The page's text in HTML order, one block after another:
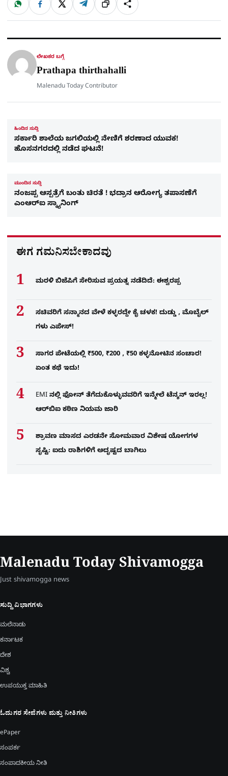
ಹಂಚಿಕೊಳ್ಳಿ
W
a
t
p
F
c
e
o
X T
l
e
a
ಲಿಂ
ಕ್
S
h
a
ಲೇಖಕರ ಬಗ್ಗೆ
Prathapa thirthahalli
Malenadu Today Contributor
ಹಿಂದಿನ ಸುದ್ದಿ
ಸರ್ಕಾರಿ ಶಾಲೆಯ ಜಗಲಿಯಲ್ಲಿ ನೇಣಿಗೆ ಶರಣಾದ ಯುವಕ!
ಹೊಸನಗರದಲ್ಲಿ ನಡೆದ ಘಟನೆ!
ಮುಂದಿನ ಸುದ್ದಿ
ನಂಜಪ್ಪ ಆಸ್ಪತ್ರೆಗೆ ಬಂತು ಚಿರತೆ ! ಭದ್ರಾನ ಆರೋಗ್ಯ ತಪಾಸಣೆಗೆ
ಎಂಆರ್‌ಐ ಸ್ಕ್ಯಾನಿಂಗ್
ಈಗ ಗಮನಿಸಬೇಕಾದವು
ಮರಳಿ ಬಿಜೆಪಿಗೆ ಸೇರಿಸುವ ಪ್ರಯತ್ನ ನಡೆದಿದೆ: ಈಶ್ವರಪ್ಪ
ಸಚಿವರಿಗೆ ಸನ್ಮಾನದ ವೇಳೆ ಕಳ್ಳರದ್ದೇ ಕೈ ಚಳಕ! ದುಡ್ಡು , ಮೊಬೈಲ್​
ಗಳು ಎಪೇಸ್!
ಸಾಗರ ಪೇಟೆಯಲ್ಲಿ ₹500, ₹200 , ₹50 ಕಳ್ಳನೋಟಿನ ಸಂಚಾರ!
ಏಂತ ಕಥೆ ಇದು!
EMI ನಲ್ಲಿ ಫೋನ್​ ತೆಗೆದುಕೊಳ್ಳುವವರಿಗೆ ಇನ್ಮೇಲೆ ಟೆನ್ಶನ್​ ಇರಲ್ಲ!
ಆರ್‌ಬಿಐ ಕಠಿಣ ನಿಯಮ ಜಾರಿ
ಶ್ರಾವಣ ಮಾಸದ ಎರಡನೇ ಸೋಮವಾರ ವಿಶೇಷ ಯೋಗಗಳ
ಸೃಷ್ಟಿ: ಐದು ರಾಶಿಗಳಿಗೆ ಅದೃಷ್ಟದ ಬಾಗಿಲು
Malenadu Today Shivamogga
Just shivamogga news
ಸುದ್ದಿ ವಿಭಾಗಗಳು
ಮಲೆನಾಡು
ಕರ್ನಾಟಕ
ದೇಶ
ವಿಶ್ವ
ಉಪಯುಕ್ತ ಮಾಹಿತಿ
ಓದುಗರ ಸೇವೆಗಳು ಮತ್ತು ನೀತಿಗಳು
ePaper
ಸಂಪರ್ಕ
ಸಂಪಾದಕೀಯ ನೀತಿ